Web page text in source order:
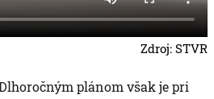
Zdroj: STVR
plánom však je pri